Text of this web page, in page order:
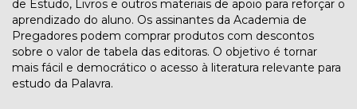
de Estudo, Livros e outros materiais de apoio para reforçar o
aprendizado do aluno. Os assinantes da Academia de
Pregadores podem comprar produtos com descontos
sobre o valor de tabela das editoras. O objetivo é tornar
mais fácil e democrático o acesso à literatura relevante para
estudo da Palavra.